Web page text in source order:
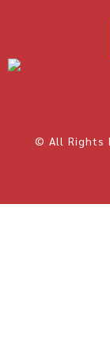
© All Rights